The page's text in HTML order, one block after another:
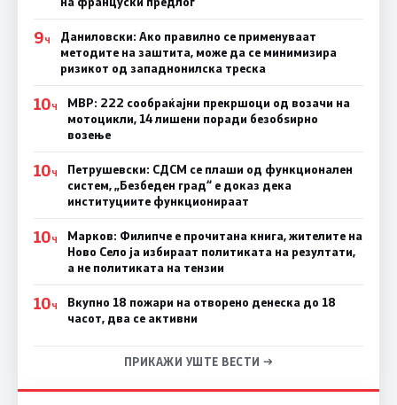
9Ч
Даниловски: Ако правилно се применуваат
методите на заштита, може да се минимизира
ризикот од западнонилска треска
10Ч
МВР: 222 сообраќајни прекршоци од возачи на
мотоцикли, 14 лишени поради безобѕирно
возење
10Ч
Петрушевски: СДСМ се плаши од функционален
систем, „Безбеден град“ е доказ дека
институциите функционираат
10Ч
Марков: Филипче е прочитана книга, жителите на
Ново Село ја избираат политиката на резултати,
а не политиката на тензии
10Ч
Вкупно 18 пожари на отворено денеска до 18
часот, два се активни
ПРИКАЖИ УШТЕ ВЕСТИ →